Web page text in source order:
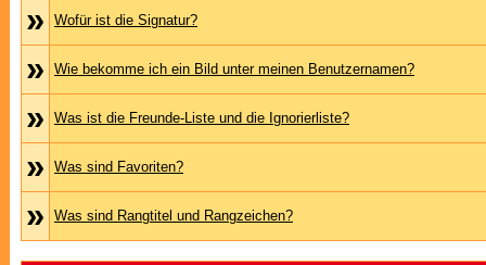
» Wofür ist die Signatur?
» Wie bekomme ich ein Bild unter meinen Benutzernamen?
» Was ist die Freunde-Liste und die Ignorierliste?
» Was sind Favoriten?
» Was sind Rangtitel und Rangzeichen?